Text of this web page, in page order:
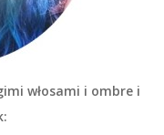
włosami i ombre i